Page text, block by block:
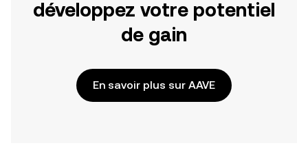
développez votre potentiel
de gain
En savoir plus sur AAVE